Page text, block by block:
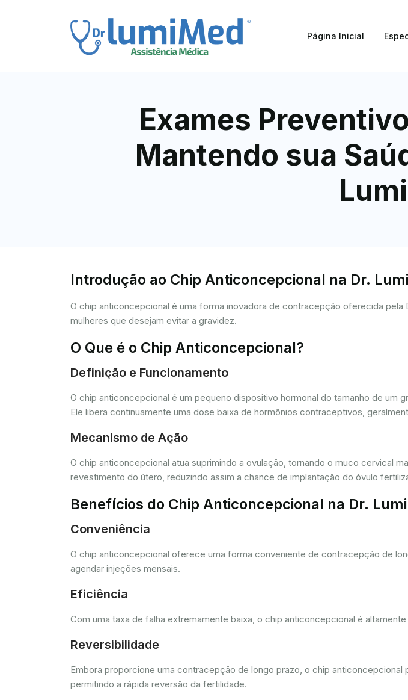
Página Inicial
Exames
Mantendo sua
Introdução ao Chip Anticoncepcional na Dr.
O chip anticoncepcional é uma forma inovadora de contracepção oferecida
mulheres que desejam evitar a gravidez.
O Que é o Chip Anticoncepcional?
Definição e Funcionamento
O chip anticoncepcional é um pequeno dispositivo hormonal do tamanho de um
Ele libera continuamente uma dose baixa de hormônios contraceptivos,
Mecanismo de Ação
O chip anticoncepcional atua suprimindo a ovulação, tornando o muco cervical
revestimento do útero, reduzindo assim a chance de implantação do óvulo
Benefícios do Chip Anticoncepcional na Dr.
Conveniência
O chip anticoncepcional oferece uma forma conveniente de contracepção de
agendar injeções mensais.
Eficiência
Com uma taxa de falha extremamente baixa, o chip anticoncepcional é
Reversibilidade
Embora proporcione uma contracepção de longo prazo, o chip
permitindo a rápida reversão da fertilidade.